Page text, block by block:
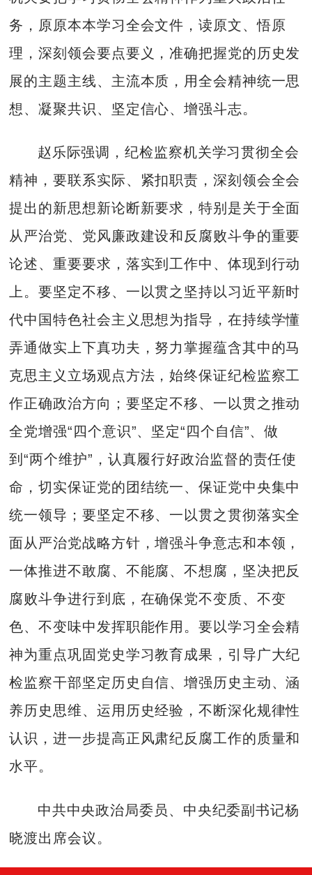
务，原原本本学习全会文件，读原文、悟原
理，深刻领会要点要义，准确把握党的历史发
展的主题主线、主流本质，用全会精神统一思
想、凝聚共识、坚定信心、增强斗志。
赵乐际强调，纪检监察机关学习贯彻全会
精神，要联系实际、紧扣职责，深刻领会全会
提出的新思想新论断新要求，特别是关于全面
从严治党、党风廉政建设和反腐败斗争的重要
论述、重要要求，落实到工作中、体现到行动
上。要坚定不移、一以贯之坚持以习近平新时
代中国特色社会主义思想为指导，在持续学懂
弄通做实上下真功夫，努力掌握蕴含其中的马
克思主义立场观点方法，始终保证纪检监察工
作正确政治方向；要坚定不移、一以贯之推动
全党增强“四个意识”、坚定“四个自信”、做
到“两个维护”，认真履行好政治监督的责任使
命，切实保证党的团结统一、保证党中央集中
统一领导；要坚定不移、一以贯之贯彻落实全
面从严治党战略方针，增强斗争意志和本领，
一体推进不敢腐、不能腐、不想腐，坚决把反
腐败斗争进行到底，在确保党不变质、不变
色、不变味中发挥职能作用。要以学习全会精
神为重点巩固党史学习教育成果，引导广大纪
检监察干部坚定历史自信、增强历史主动、涵
养历史思维、运用历史经验，不断深化规律性
认识，进一步提高正风肃纪反腐工作的质量和
水平。
中共中央政治局委员、中央纪委副书记杨
晓渡出席会议。